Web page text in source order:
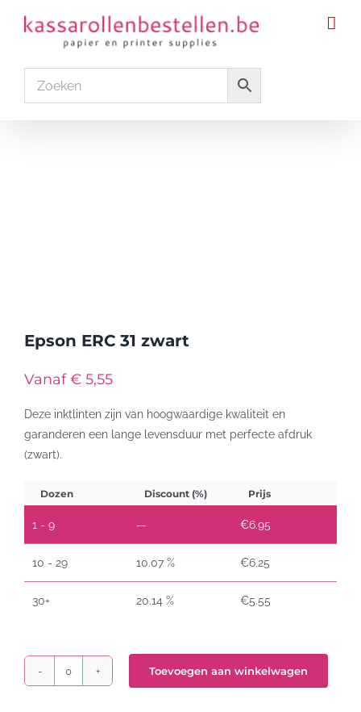
Epson ERC 31 zwart
Vanaf € 5,55
Deze inktlinten zijn van hoogwaardige kwaliteit en
garanderen een lange levensduur met perfecte afdruk
(zwart).
Dozen Discount (%) Prijs
1 - 9 — €6.95
10 - 29 10.07 % €6.25
30+ 20.14 % €5.55
Toevoegen aan winkelwagen